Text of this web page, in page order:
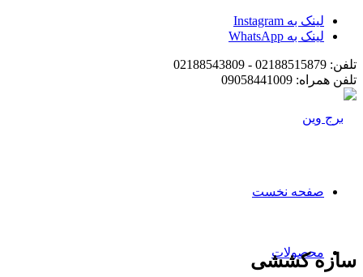
لینک به Instagram
لینک به WhatsApp
تلفن: 02188515879 - 02188543809
تلفن همراه: 09058441009
صفحه نخست
محصولات
سازه کششی